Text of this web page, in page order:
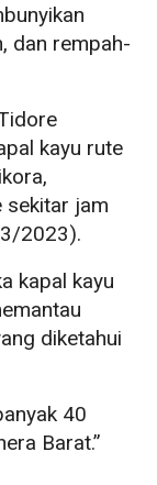
dan rempah-
kayu rute
sekitar jam
2023).
kapal kayu
diketahui
40
Barat.”